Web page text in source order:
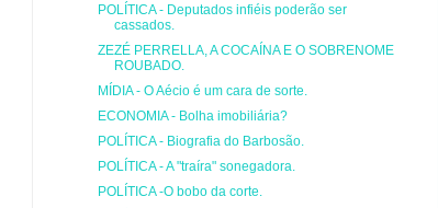
POLÍTICA - Deputados infiéis poderão ser
cassados.
ZEZÉ PERRELLA, A COCAÍNA E O SOBRENOME
ROUBADO.
MÍDIA - O Aécio é um cara de sorte.
ECONOMIA - Bolha imobiliária?
POLÍTICA - Biografia do Barbosão.
POLÍTICA - A "traíra" sonegadora.
POLÍTICA -O bobo da corte.